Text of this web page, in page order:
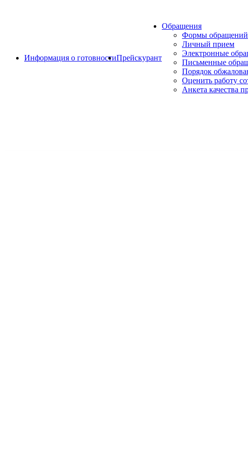
Информация о готовностиПрейскурант
Обращения
Формы обращений
Личный прием
Электронные
Письменные
Порядок
Оценить работу
Анкета качества